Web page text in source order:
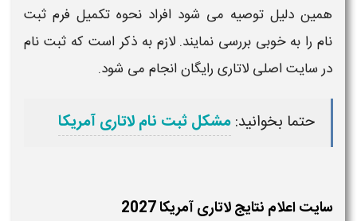
همین دلیل توصیه می شود افراد نحوه تکمیل فرم ثبت
نام را به خوبی بررسی نمایند. لازم به ذکر است کهثبت نام
درسایت اصلی لاتاری رایگانانجام می شود.
حتما بخوانید:مشکل ثبت نام لاتاری آمریکا
سایت اعلام نتایج لاتاری آمریکا 2027